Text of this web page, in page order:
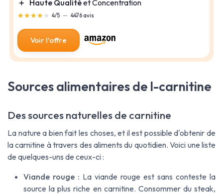
＋ Haute Qualitéet Concentration
★★★★★
★★★★★ 4/5 — 4476 avis
Voir l'offre
Sources alimentaires de l-carnitine
Des sources naturelles de carnitine
La nature a bien fait les choses, et il est possible d'obtenir de
la carnitine à travers des aliments du quotidien. Voici une liste
de quelques-uns de ceux-ci :
Viande rouge : La viande rouge est sans conteste la
source la plus riche en carnitine. Consommer du steak,